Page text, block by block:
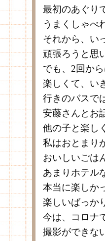
最初のあぐり
うまくしゃべ
それから、い
頑張ろうと思
でも、2回か
楽しくて、い
行きのバスで
安藤さんとお
他の子と楽し
私はおとまり
おいしいごは
あまりホテル
本当に楽しか
楽しいばっか
今は、コロナ
撮影ができな